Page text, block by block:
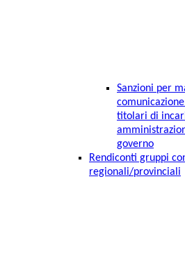
Sanzioni per
titolari di
governo
Rendiconti gruppi
regionali/provinciali